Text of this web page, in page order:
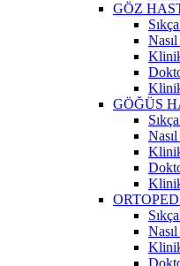
GÖZ
GÖĞÜS